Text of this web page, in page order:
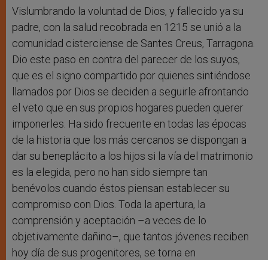
Vislumbrando la voluntad de Dios, y fallecido ya su
padre, con la salud recobrada en 1215 se unió a la
comunidad cisterciense de Santes Creus, Tarragona.
Dio este paso en contra del parecer de los suyos,
que es el signo compartido por quienes sintiéndose
llamados por Dios se deciden a seguirle afrontando
el veto que en sus propios hogares pueden querer
imponerles. Ha sido frecuente en todas las épocas
de la historia que los más cercanos se dispongan a
dar su beneplácito a los hijos si la vía del matrimonio
es la elegida, pero no han sido siempre tan
benévolos cuando éstos piensan establecer su
compromiso con Dios. Toda la apertura, la
comprensión y aceptación –a veces de lo
objetivamente dañino–, que tantos jóvenes reciben
hoy día de sus progenitores, se torna en